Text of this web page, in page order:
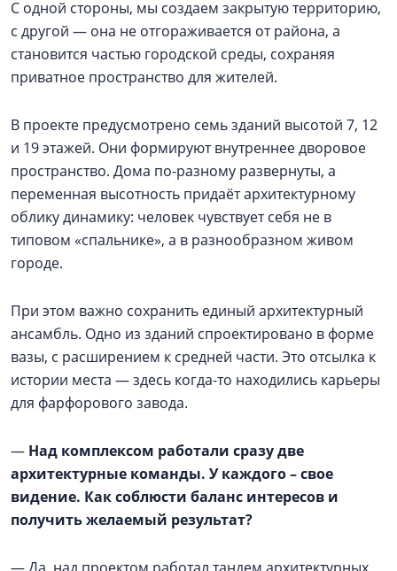
С одной стороны, мы создаем закрытую территорию,
с другой — она не отгораживается от района, а
становится частью городской среды, сохраняя
приватное пространство для жителей.
В проекте предусмотрено семь зданий высотой 7, 12
и 19 этажей. Они формируют внутреннее дворовое
пространство. Дома по-разному развернуты, а
переменная высотность придаёт архитектурному
облику динамику: человек чувствует себя не в
типовом «спальнике», а в разнообразном живом
городе.
При этом важно сохранить единый архитектурный
ансамбль. Одно из зданий спроектировано в форме
вазы, с расширением к средней части. Это отсылка к
истории места — здесь когда-то находились карьеры
для фарфорового завода.
— Над комплексом работали сразу две
архитектурные команды. У каждого – свое
видение. Как соблюсти баланс интересов и
получить желаемый результат?